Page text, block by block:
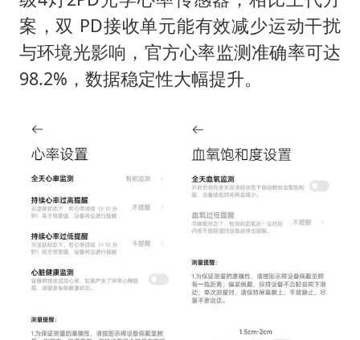
案，双 PD接收单元能有效减少运动干扰
与环境光影响，官方心率监测准确率可达
98.2%，数据稳定性大幅提升。